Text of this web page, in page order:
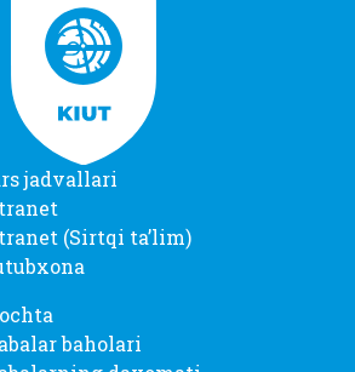
jadvallari
(Sirtqi taʼlim)
baholari